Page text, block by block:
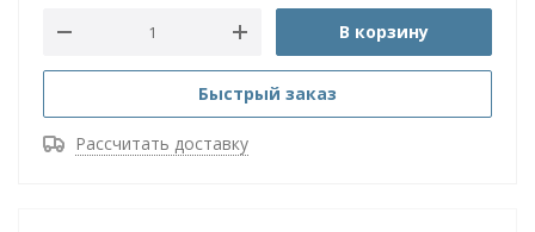
В корзину
Быстрый заказ
Рассчитать доставку